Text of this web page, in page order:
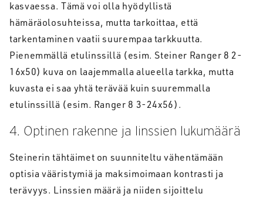
kasvaessa. Tämä voi olla hyödyllistä
hämäräolosuhteissa, mutta tarkoittaa, että
tarkentaminen vaatii suurempaa tarkkuutta.
Pienemmällä etulinssillä (esim. Steiner Ranger 8 2-
16x50) kuva on laajemmalla alueella tarkka, mutta
kuvasta ei saa yhtä terävää kuin suuremmalla
etulinssillä (esim. Ranger 8 3-24x56).
4. Optinen rakenne ja linssien lukumäärä
Steinerin tähtäimet on suunniteltu vähentämään
optisia vääristymiä ja maksimoimaan kontrasti ja
terävyys. Linssien määrä ja niiden sijoittelu